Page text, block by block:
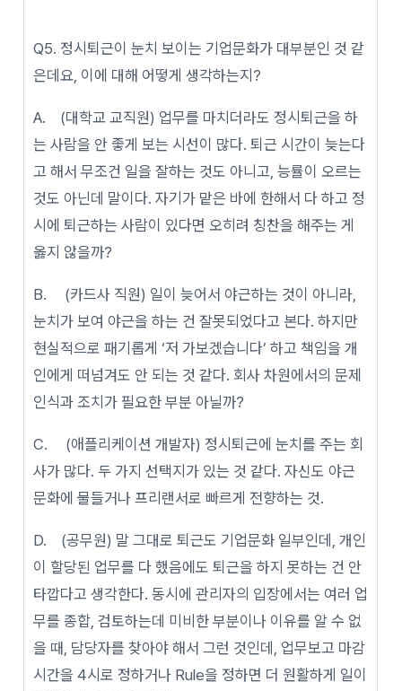
Q5. 정시퇴근이 눈치 보이는 기업문화가 대부분인 것 같
은데요, 이에 대해 어떻게 생각하는지?
A. (대학교 교직원) 업무를 마치더라도 정시퇴근을 하
는 사람을 안 좋게 보는 시선이 많다. 퇴근 시간이 늦는다
고 해서 무조건 일을 잘하는 것도 아니고, 능률이 오르는
것도 아닌데 말이다. 자기가 맡은 바에 한해서 다 하고 정
시에 퇴근하는 사람이 있다면 오히려 칭찬을 해주는 게
옳지 않을까?
B. (카드사 직원) 일이 늦어서 야근하는 것이 아니라,
눈치가 보여 야근을 하는 건 잘못되었다고 본다. 하지만
현실적으로 패기롭게 ‘저 가보겠습니다’ 하고 책임을 개
인에게 떠넘겨도 안 되는 것 같다. 회사 차원에서의 문제
인식과 조치가 필요한 부분 아닐까?
C. (애플리케이션 개발자) 정시퇴근에 눈치를 주는 회
사가 많다. 두 가지 선택지가 있는 것 같다. 자신도 야근
문화에 물들거나 프리랜서로 빠르게 전향하는 것.
D. (공무원) 말 그대로 퇴근도 기업문화 일부인데, 개인
이 할당된 업무를 다 했음에도 퇴근을 하지 못하는 건 안
타깝다고 생각한다. 동시에 관리자의 입장에서는 여러 업
무를 종합, 검토하는데 미비한 부분이나 이유를 알 수 없
을 때, 담당자를 찾아야 해서 그런 것인데, 업무보고 마감
시간을 4시로 정하거나 Rule을 정하면 더 원활하게 일이